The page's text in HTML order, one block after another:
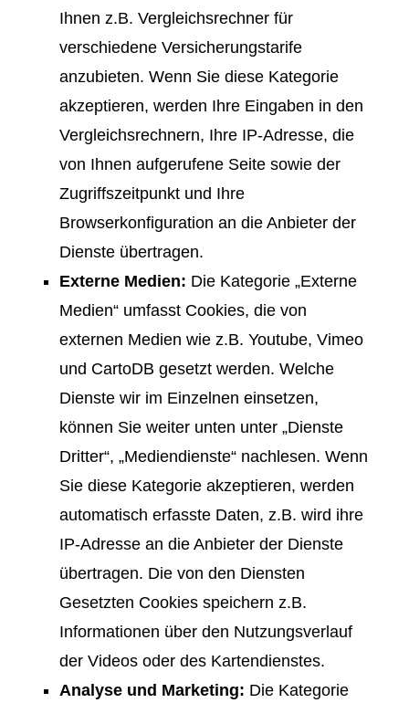
Ihnen z.B. Vergleichsrechner für
verschiedene Versicherungstarife
anzubieten. Wenn Sie diese Kategorie
akzeptieren, werden Ihre Eingaben in den
Vergleichsrechnern, Ihre IP-Adresse, die
von Ihnen aufgerufene Seite sowie der
Zugriffszeitpunkt und Ihre
Browserkonfiguration an die Anbieter der
Dienste übertragen.
Externe Medien: Die Kategorie „Externe
Medien“ umfasst Cookies, die von
externen Medien wie z.B. Youtube, Vimeo
und CartoDB gesetzt werden. Welche
Dienste wir im Einzelnen einsetzen,
können Sie weiter unten unter „Dienste
Dritter“, „Mediendienste“ nachlesen. Wenn
Sie diese Kategorie akzeptieren, werden
automatisch erfasste Daten, z.B. wird ihre
IP-Adresse an die Anbieter der Dienste
übertragen. Die von den Diensten
Gesetzten Cookies speichern z.B.
Informationen über den Nutzungsverlauf
der Videos oder des Kartendienstes.
Analyse und Marketing: Die Kategorie